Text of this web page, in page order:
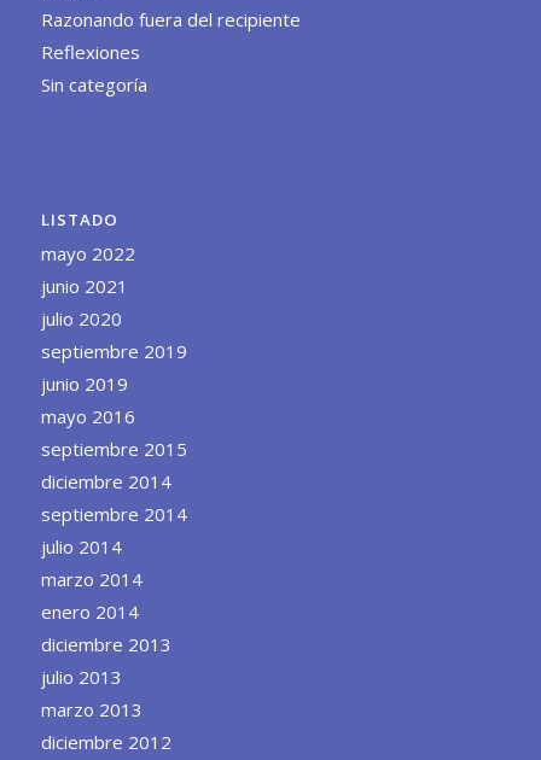
Razonando fuera del recipiente
Reflexiones
Sin categoría
LISTADO
mayo 2022
junio 2021
julio 2020
septiembre 2019
junio 2019
mayo 2016
septiembre 2015
diciembre 2014
septiembre 2014
julio 2014
marzo 2014
enero 2014
diciembre 2013
julio 2013
marzo 2013
diciembre 2012